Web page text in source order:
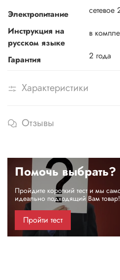
Электропитание
сетевое
Инструкция на
русском языке
в
Гарантия 2 года
Характеристики
Отзывы
Помочь выбрать?
Пройдите короткий тест и мы
идеально подходящий Вам товар!
Пройти тест